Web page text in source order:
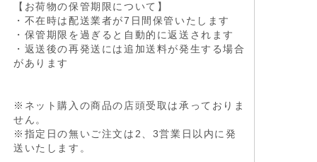
【お荷物の保管期限について】
・不在時は配送業者が7日間保管いたします
・保管期限を過ぎると自動的に返送されます
・返送後の再発送には追加送料が発生する場合
があります
※ネット購入の商品の店頭受取は承っておりま
せん。
※指定日の無いご注文は2、3営業日以内に発
送いたします。